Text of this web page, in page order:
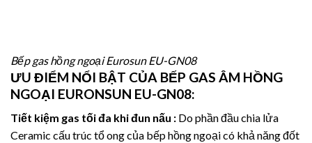
Bếp gas hồng ngoại Eurosun EU-GN08
ƯU ĐIỂM NỔI BẬT CỦA BẾP GAS ÂM HỒNG
NGOẠI EURONSUN EU-GN08:
Tiết kiệm gas tối đa khi đun nấu : Do phần đầu chia lửa
Ceramic cấu trúc tổ ong của bếp hồng ngoại có khả năng đốt